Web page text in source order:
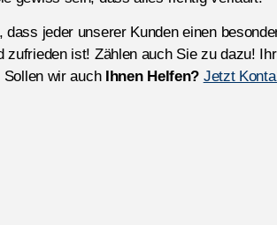
dass jeder unserer Kunden einen
zufrieden ist! Zählen auch Sie zu dazu!
wir auch
Ihnen Helfen? Jetzt